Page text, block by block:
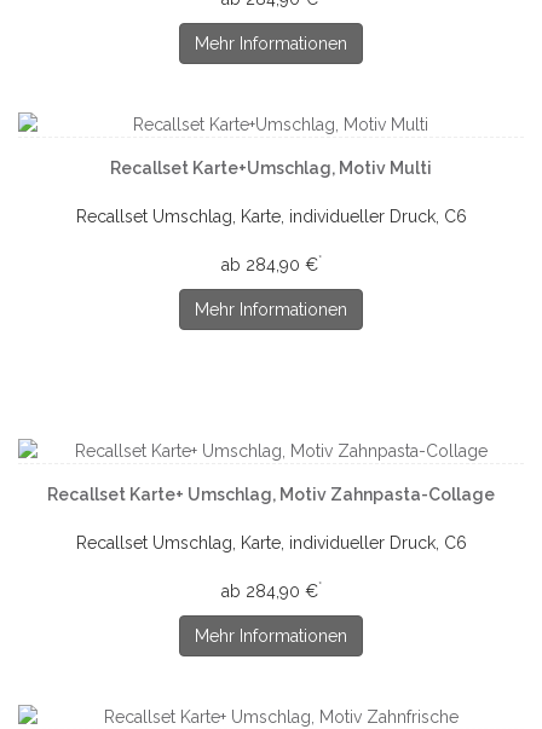
Mehr Informationen
Recallset Karte+Umschlag, Motiv Multi
Recallset Umschlag, Karte, individueller Druck, C6
ab 284,90 €*
Mehr Informationen
Recallset Karte+ Umschlag, Motiv Zahnpasta-Collage
Recallset Umschlag, Karte, individueller Druck, C6
ab 284,90 €*
Mehr Informationen